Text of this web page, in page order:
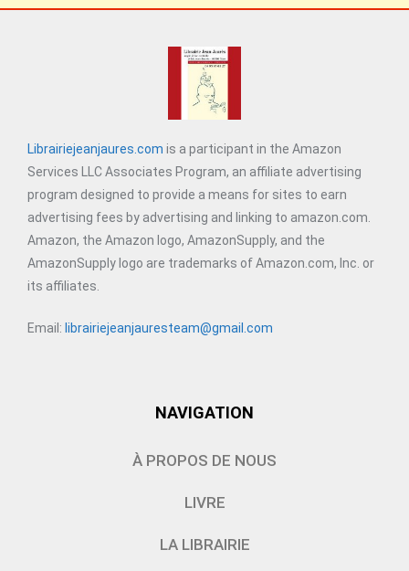
Librairiejeanjaures.com is a participant in the Amazon
Services LLC Associates Program, an affiliate advertising
program designed to provide a means for sites to earn
advertising fees by advertising and linking to amazon.com.
Amazon, the Amazon logo, AmazonSupply, and the
AmazonSupply logo are trademarks of Amazon.com, Inc. or
its affiliates.
Email: librairiejeanjauresteam@gmail.com
NAVIGATION
À PROPOS DE NOUS
LIVRE
LA LIBRAIRIE